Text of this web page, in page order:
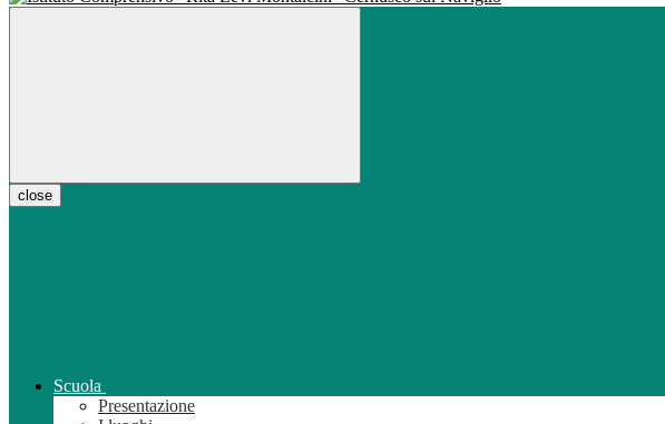
close
Scuola
Presentazione